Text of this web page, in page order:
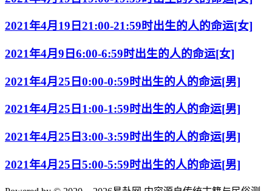
2021年4月19日21:00-21:59时出生的人的命运[女]
2021年4月9日6:00-6:59时出生的人的命运[女]
2021年4月25日0:00-0:59时出生的人的命运[男]
2021年4月25日1:00-1:59时出生的人的命运[男]
2021年4月25日3:00-3:59时出生的人的命运[男]
2021年4月25日5:00-5:59时出生的人的命运[男]